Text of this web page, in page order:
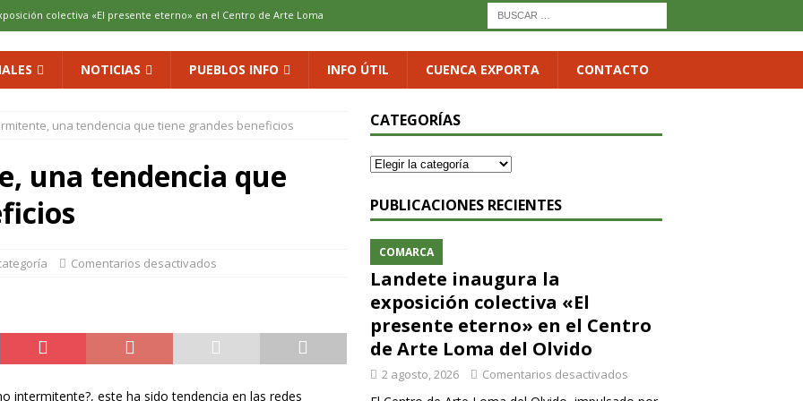
colectiva «El presente eterno» en el Centro de Arte Loma
de Aliaguilla COMARCA
al vino: la vendimia más temprana de la historia ya es una realidad
con ilusión renovada
NOTICIAS PUEBLOS INFO INFO ÚTIL CUENCA EXPORTA CONTACTO
una tendencia que tiene grandes beneficios
una tendencia que
Comentarios desactivados
intermitente?, este ha sido tendencia en las redes
CATEGORÍAS
PUBLICACIONES RECIENTES
COMARCA
Landete inaugura la
exposición colectiva «El
presente eterno» en el Centro
de Arte Loma del Olvido
2 agosto, 2026 Comentarios desactivados